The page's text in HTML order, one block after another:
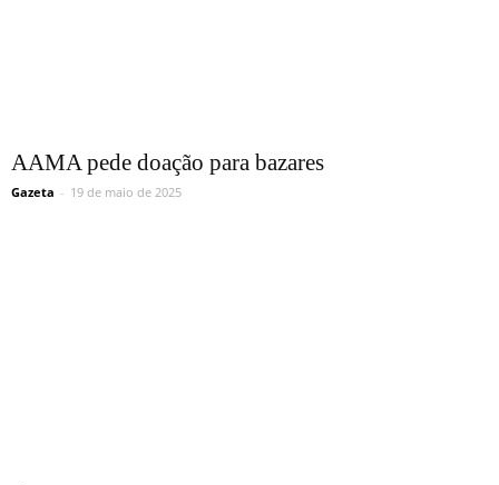
AAMA pede doação para bazares
Gazeta - 19 de maio de 2025